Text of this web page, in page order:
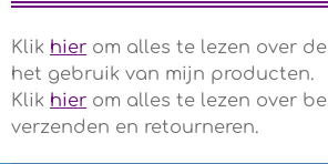
Klik hier om alles te lezen over
het gebruik van mijn producten.
Klik hier om alles te lezen over
verzenden en retourneren.